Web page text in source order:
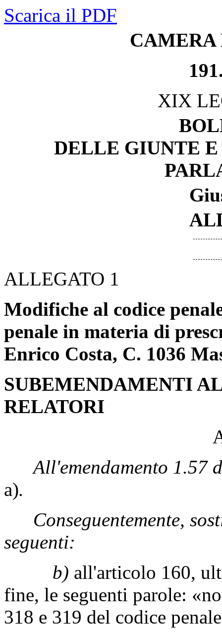
Scarica il PDF
CAMERA
XIX
DELLE GIUNTE
ALLEGATO 1
Modifiche al codice
penale in materia di
Enrico Costa, C. 1036
SUBEMENDAMENTI
RELATORI
All'emendamento 1.57
a).
Conseguentemente,
seguenti:
b) all'articolo 160,
fine, le seguenti parole:
318 e 319 del codice